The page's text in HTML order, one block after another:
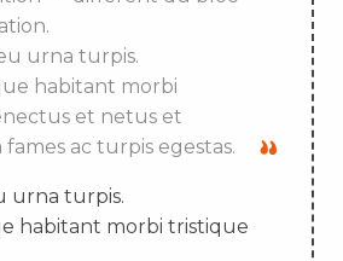
urna turpis.
habitant morbi
et netus et
fames ac turpis egestas.
urna turpis.
habitant morbi tristique